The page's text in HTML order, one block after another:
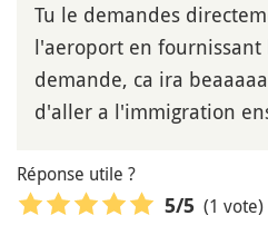
Tu le demandes
l'aeroport en
demande, ca ira
d'aller a l'immigration
Réponse utile ?
5/5 (1 vote)